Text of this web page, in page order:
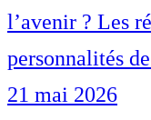
l’avenir ? Les
personnalités
21 mai 2026